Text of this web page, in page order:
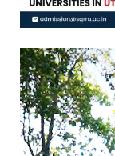
Video
Player